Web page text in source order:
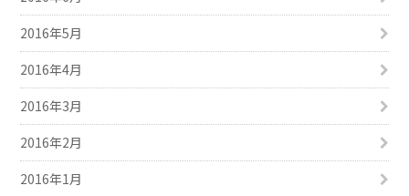
2016年5月
2016年4月
2016年3月
2016年2月
2016年1月